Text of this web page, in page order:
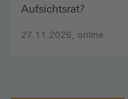
27.11.2026, online
Aufsichtsrat?